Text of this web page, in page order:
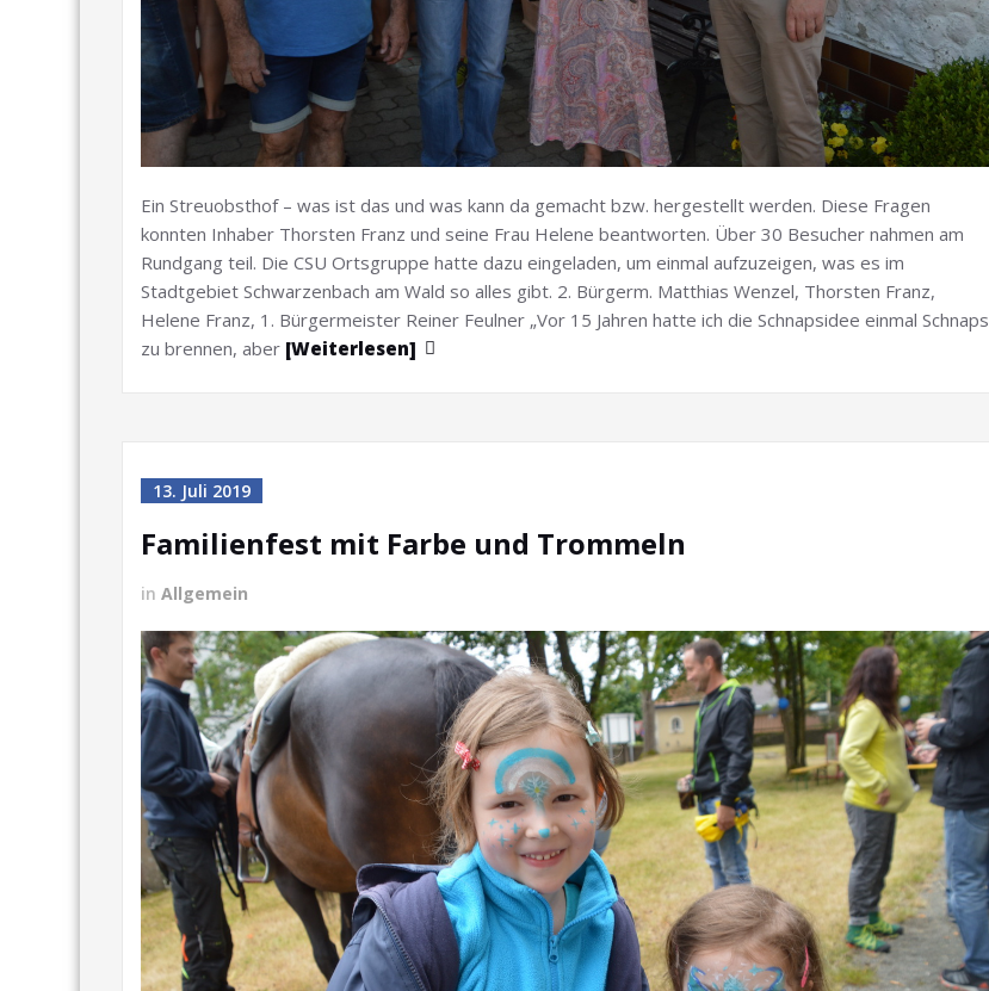
Ein Streuobsthof – was ist das und was kann da gemacht bzw. hergestellt werden. Diese Fragen
konnten Inhaber Thorsten Franz und seine Frau Helene beantworten. Über 30 Besucher nahmen am
Rundgang teil. Die CSU Ortsgruppe hatte dazu eingeladen, um einmal aufzuzeigen, was es im
Stadtgebiet Schwarzenbach am Wald so alles gibt. 2. Bürgerm. Matthias Wenzel, Thorsten Franz,
Helene Franz, 1. Bürgermeister Reiner Feulner „Vor 15 Jahren hatte ich die Schnapsidee einmal Schnaps
zu brennen, aber [Weiterlesen]
13. Juli 2019
Familienfest mit Farbe und Trommeln
in Allgemein